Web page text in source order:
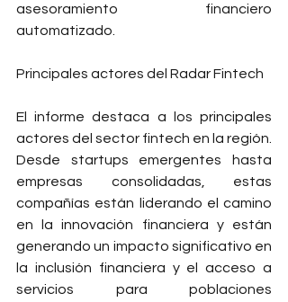
asesoramiento financiero
automatizado.
Principales actores del Radar Fintech
El informe destaca a los principales
actores del sector fintech en la región.
Desde startups emergentes hasta
empresas consolidadas, estas
compañías están liderando el camino
en la innovación financiera y están
generando un impacto significativo en
la inclusión financiera y el acceso a
servicios para poblaciones